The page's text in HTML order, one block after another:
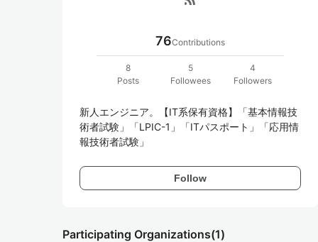
76Contributions
8
Posts
5
Followees
4
Followers
新人エンジニア。【IT系保有資格】「基本情報技
術者試験」「LPIC-1」「ITパスポート」「応用情
報技術者試験」
Follow
Participating Organizations(1)